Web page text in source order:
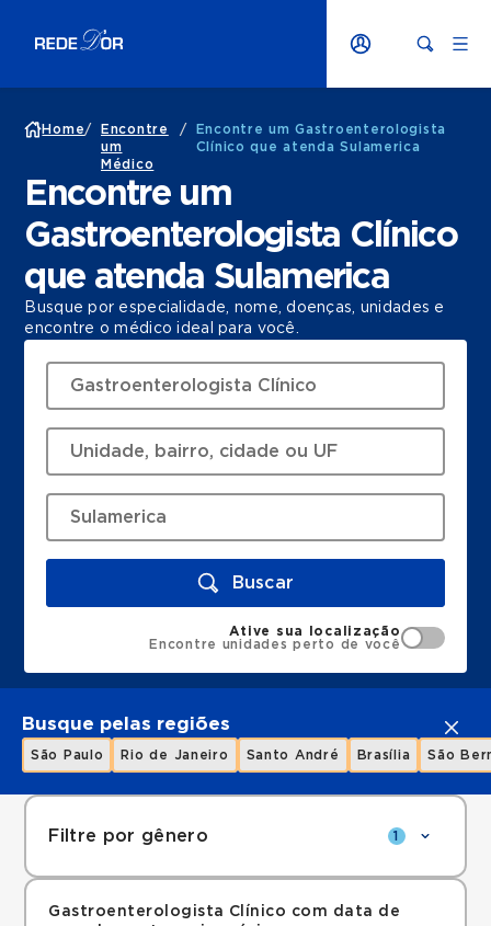
Home/
Encontre
um
Médico
/
Encontre um Gastroenterologista
Clínico que atenda Sulamerica
Encontre um
Gastroenterologista Clínico
que atenda Sulamerica
Busque por especialidade, nome, doenças, unidades e
encontre o médico ideal para você.
Buscar
Ative sua localização
Encontre unidades perto de você
Busque pelas regiões
São Paulo Rio de Janeiro Santo André Brasília São
Filtre por gênero 1
Gastroenterologista Clínico com data de